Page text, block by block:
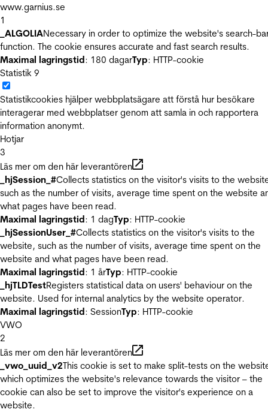
www.garnius.se
1
_ALGOLIANecessary in order to optimize the website's search-
function. The cookie ensures accurate and fast search results.
Maximal lagringstid: 180 dagarTyp: HTTP-cookie
Statistik 9
Statistikcookies hjälper webbplatsägare att förstå hur besökare
interagerar med webbplatser genom att samla in och rapportera
information anonymt.
Hotjar
3
Läs mer om den här leverantören
_hjSession_#Collects statistics on the visitor's visits to the
such as the number of visits, average time spent on the website
what pages have been read.
Maximal lagringstid: 1 dagTyp: HTTP-cookie
_hjSessionUser_#Collects statistics on the visitor's visits to the
website, such as the number of visits, average time spent on the
website and what pages have been read.
Maximal lagringstid: 1 årTyp: HTTP-cookie
_hjTLDTestRegisters statistical data on users' behaviour on the
website. Used for internal analytics by the website operator.
Maximal lagringstid: SessionTyp: HTTP-cookie
VWO
2
Läs mer om den här leverantören
_vwo_uuid_v2This cookie is set to make split-tests on the
which optimizes the website's relevance towards the visitor – the
cookie can also be set to improve the visitor's experience on a
website.